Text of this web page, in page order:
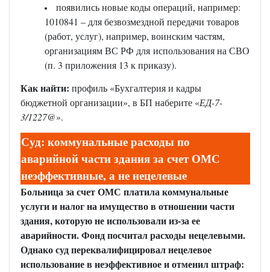
появились новые коды операций, например:
1010841 – для безвозмездной передачи товаров
(работ, услуг), например, воинским частям,
организациям ВС РФ для использования на СВО
(п. 3 приложения 13 к приказу).
Как найти: профиль «Бухгалтерия и кадры
бюджетной организации», в БП наберите «ЕД-7-
3/1227@».
Суд: коммунальные расходы по
аварийной части здания за счет ОМС
неэффективные, а не нецелевые
Больница за счет ОМС платила коммунальные
услуги и налог на имущество в отношении части
здания, которую не использовали из-за ее
аварийности. Фонд посчитал расходы нецелевыми.
Однако суд переквалифицировал нецелевое
использование в неэффективное и отменил штраф: